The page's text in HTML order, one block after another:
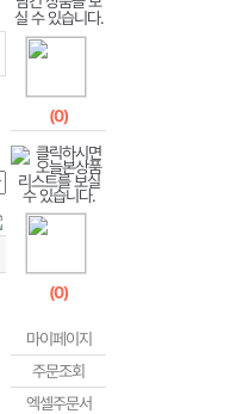
(0)
(0)
마이페이지
주문조회
엑셀주문서